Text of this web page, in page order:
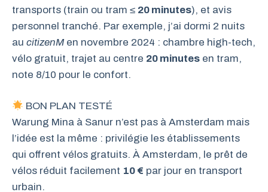
transports (train ou tram ≤ 20 minutes), et avis
personnel tranché. Par exemple, j’ai dormi 2 nuits
au citizenMen novembre 2024 : chambre high-tech,
vélo gratuit, trajet au centre 20 minutes en tram,
note 8/10 pour le confort.
BON PLAN TESTÉ
Warung Mina à Sanur n’est pas à Amsterdam mais
l’idée est la même : privilégie les établissements
qui offrent vélos gratuits. À Amsterdam, le prêt de
vélos réduit facilement 10 € par jour en transport
urbain.